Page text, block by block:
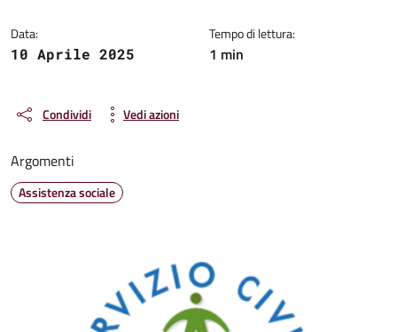
Data:
10 Aprile 2025
Tempo di lettura:
1 min
Condividi Vedi azioni
Argomenti
Assistenza sociale